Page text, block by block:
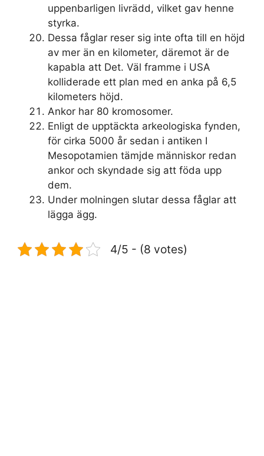
uppenbarligen livrädd, vilket gav henne
styrka.
Dessa fåglar reser sig inte ofta till en höjd
av mer än en kilometer, däremot är de
kapabla att Det. Väl framme i USA
kolliderade ett plan med en anka på 6,5
kilometers höjd.
Ankor har 80 kromosomer.
Enligt de upptäckta arkeologiska fynden,
för cirka 5000 år sedan i antiken I
Mesopotamien tämjde människor redan
ankor och skyndade sig att föda upp
dem.
Under molningen slutar dessa fåglar att
lägga ägg.
4/5 - (8 votes)